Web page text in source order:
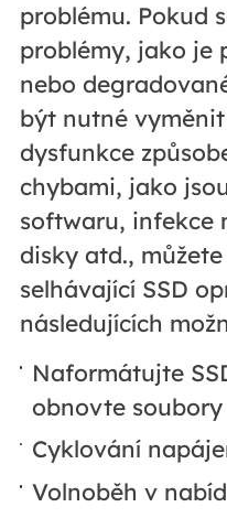
problému. Pokud
problémy, jako je
nebo
být nutné vyměnit
dysfunkce
chybami, jako
softwaru, infekce
disky atd.,
selhávající SSD
následujících
Naformátujte
obnovte soubory
Cyklování
Volnoběh v